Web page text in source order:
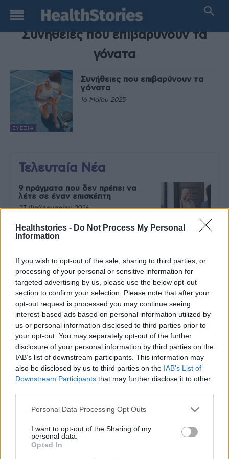
Healthstories - Do Not Process My Personal
Information
If you wish to opt-out of the sale, sharing to third parties, or
processing of your personal or sensitive information for
targeted advertising by us, please use the below opt-out
section to confirm your selection. Please note that after your
opt-out request is processed you may continue seeing
interest-based ads based on personal information utilized by
us or personal information disclosed to third parties prior to
your opt-out. You may separately opt-out of the further
disclosure of your personal information by third parties on the
IAB’s list of downstream participants. This information may
also be disclosed by us to third parties on the IAB’s List of
Downstream Participants that may further disclose it to other
Personal Data Processing Opt Outs
I want to opt-out of the Sharing of my
personal data.
Opted In
TAG
Συνήθειες που επιβαρύνουν τα
γόνατα
ΕΥΕΞΊΑ
Συνήθειες που επιβαρύνουν τα
γόνατα
16 Μαΐου 2025
Τελευταία Νέα
9 πράγματα που δεν πρέπει να
λέτε σε έναν επισκέπτη
27 Φεβρουαρίου 2026
γεννηθεί μέσω εξωσωματικής, με
την υποστήριξη της Be-Live
27 Φεβρουαρίου 2026
Μεταπροπονητική πείνα: Ο λόγος
που θέλεις να καταβροχθίσεις τα
πάντα μετά την άσκηση
27 Φεβρουαρίου 2026
Ωρίων – Σπάνια νοσήματα
συνδέονται με μνημεία που
πνεύμα της χώρας μας
Γεωργιάδης: Πολλαπλά οφέλη από